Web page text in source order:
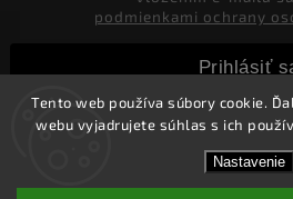
Tento web používa súbory cookie.
webu vyjadrujete súhlas s ich
Nastavenie
podmienkami ochrany
Prihlásiť
Marco Moralli.
Upraviť nastavenie